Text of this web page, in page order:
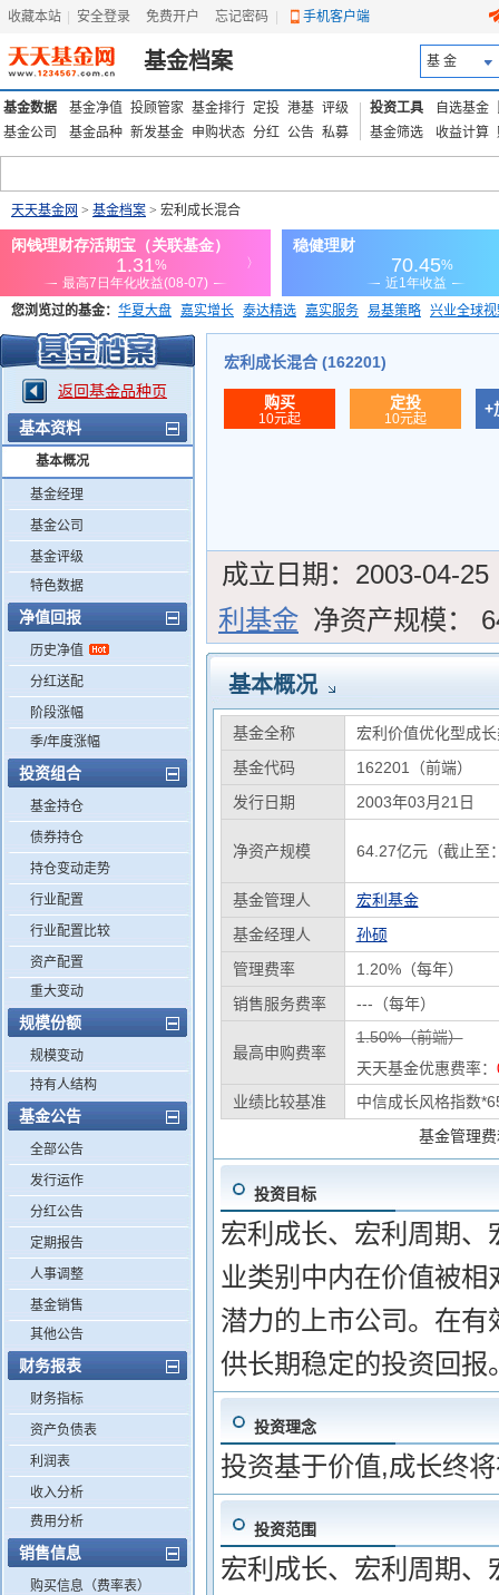
收藏本站 安全登录 免费开户 忘记密码 手机客户端
基金档案 基 金
基金数据 基金净值 投顾管家 基金排行 定投 港基 评级
基金公司
基金品种 新发基金 申购状态 分红 公告 私募
投资工具 自选基金
基金筛选
收益计算
天天基金网 > 基金档案 > 宏利成长混合
您浏览过的基金： 华夏大盘 嘉实增长 泰达精选 嘉实服务 易基策略 兴业全球
添富优势 华安宏利 上证180价值ETF
返回基金品种页
基本资料
基本概况
基金经理
基金公司
基金评级
特色数据
净值回报
历史净值
分红送配
阶段涨幅
季/年度涨幅
投资组合
基金持仓
债券持仓
持仓变动走势
行业配置
行业配置比较
资产配置
重大变动
规模份额
规模变动
持有人结构
基金公告
全部公告
发行运作
分红公告
定期报告
人事调整
基金销售
其他公告
财务报表
财务指标
资产负债表
利润表
收入分析
费用分析
销售信息
购买信息（费率表）
宏利成长混合 (162201)
购买
10元起
定投
10元起
+
成立日期： 2003-04-25
利基金 净资产规模：
基本概况
基金全称
宏利价值优化型成
基金代码
162201（前端）
发行日期
2003年03月21日
净资产规模 64.27亿元（截止至
基金管理人
宏利基金
基金经理人
孙硕
管理费率
1.20%（每年）
销售服务费率
---（每年）
最高申购费率
1.50%（前端）
天天基金优惠费率：
业绩比较基准
中信成长风格指数
基金管理
投资目标
宏利成长、宏利周期
业类别中内在价值被
潜力的上市公司。在
供长期稳定的投资回报
投资理念
投资基于价值,成长终
投资范围
宏利成长、宏利周期